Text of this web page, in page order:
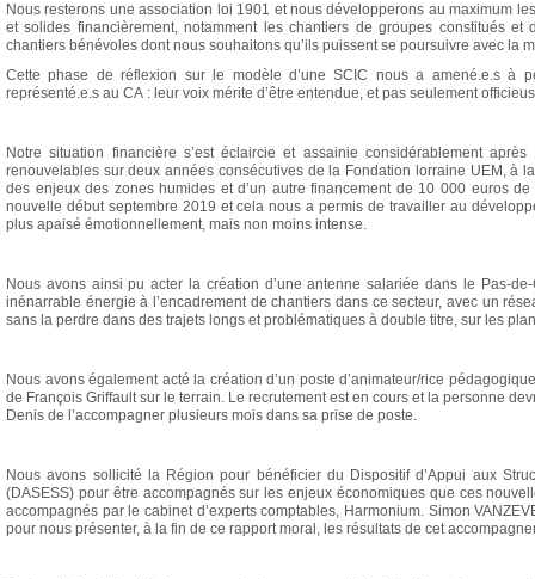
Nous resterons une association loi 1901 et nous développerons au maximum
et solides financièrement, notamment les chantiers de groupes constitués et
chantiers bénévoles dont nous souhaitons qu’ils puissent se poursuivre avec la
Cette phase de réflexion sur le modèle d’une SCIC nous a amené.e.s à
représenté.e.s au CA : leur voix mérite d’être entendue, et pas seulement
Notre situation financière s’est éclaircie et assainie considérablement
renouvelables sur deux années consécutives de la Fondation lorraine UEM, à
des enjeux des zones humides et d’un autre financement de 10 000 euros
nouvelle début septembre 2019 et cela nous a permis de travailler au
plus apaisé émotionnellement, mais non moins intense.
Nous avons ainsi pu acter la création d’une antenne salariée dans le Pas-
inénarrable énergie à l’encadrement de chantiers dans ce secteur, avec un
sans la perdre dans des trajets longs et problématiques à double titre, sur les
Nous avons également acté la création d’un poste d’animateur/rice
de François Griffault sur le terrain. Le recrutement est en cours et la personne
Denis de l’accompagner plusieurs mois dans sa prise de poste.
Nous avons sollicité la Région pour bénéficier du Dispositif d’Appui aux
(DASESS) pour être accompagnés sur les enjeux économiques que ces
accompagnés par le cabinet d’experts comptables, Harmonium. Simon
pour nous présenter, à la fin de ce rapport moral, les résultats de cet